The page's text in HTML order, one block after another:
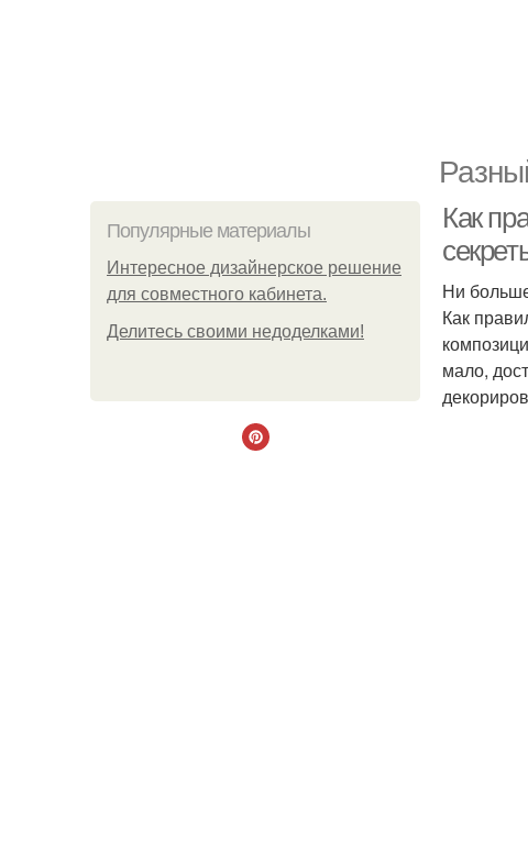
Популярные материалы
Интересное дизайнерское решение
для совместного кабинета.
Делитесь своими недоделками!
Как
Ни
Как
мало,